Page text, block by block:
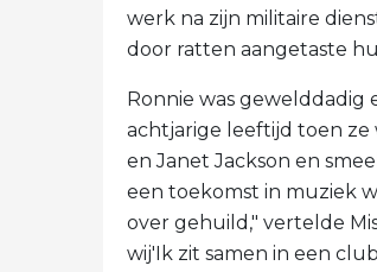
werk na zijn militaire
door ratten aangetaste
Ronnie was gewelddadig
achtjarige leeftijd toen ze
en Janet Jackson en
een toekomst in muziek
over gehuild," vertelde
wij'Ik zit samen in een